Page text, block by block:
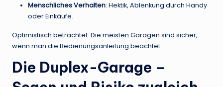
Menschliches Verhalten: Hektik, Ablenkung durch Handy
oder Einkäufe.
Optimistisch betrachtet: Die meisten Garagen sind sicher,
wenn man die Bedienungsanleitung beachtet.
Die Duplex-Garage –